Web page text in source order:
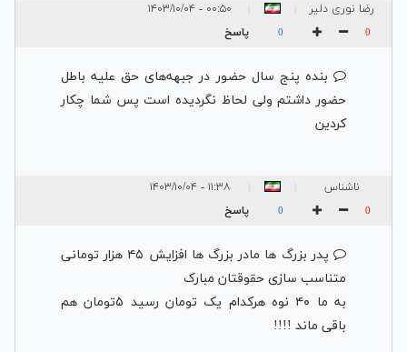
رضا نوری دلیر ۰۰:۵۰ - ۱۴۰۳/۱۰/۰۴
0
0 پاسخ
بنده پنج سال حضور در جبهه‌های حق علیه باطل
حضور داشتم ولی لحاظ نگردیده است پس شما چکار
کردین
ناشناس ۱۱:۳۸ - ۱۴۰۳/۱۰/۰۴
0
0 پاسخ
پدر بزرگ ها مادر بزرگ ها افزایش ۴۵ هزار تومانی
متناسب سازی حقوقتان مبارک
به ما ۴۰ نوه هرکدام یک تومان رسید ۵تومان هم
باقی ماند !!!!